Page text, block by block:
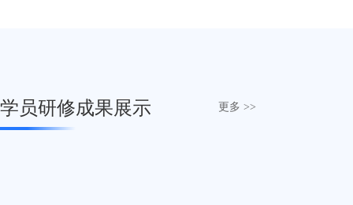
学员研修成果展示 更多 >>